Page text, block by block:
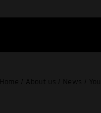
Home / About us / News /